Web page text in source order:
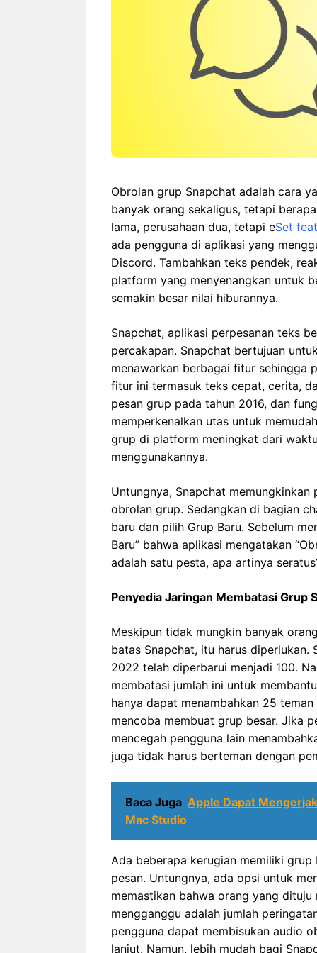
Obrolan grup Snapchat adalah cara
banyak orang sekaligus, tetapi
lama, perusahaan dua, tetapi eSet
ada pengguna di aplikasi yang
Discord. Tambahkan teks pendek,
platform yang menyenangkan untuk
semakin besar nilai hiburannya.
Snapchat, aplikasi perpesanan teks
percakapan. Snapchat bertujuan
menawarkan berbagai fitur sehingga
fitur ini termasuk teks cepat, cerita,
pesan grup pada tahun 2016, dan
memperkenalkan utas untuk
grup di platform meningkat dari
menggunakannya.
Untungnya, Snapchat
obrolan grup. Sedangkan di bagian
baru dan pilih Grup Baru. Sebelum
Baru” bahwa aplikasi mengatakan
adalah satu pesta, apa artinya
Penyedia Jaringan Membatasi Grup
Meskipun tidak mungkin banyak
batas Snapchat, itu harus diperlukan.
2022 telah diperbarui menjadi 100.
membatasi jumlah ini untuk
hanya dapat menambahkan 25
mencoba membuat grup besar. Jika
mencegah pengguna lain
juga tidak harus berteman dengan
Baca Juga Apple Dapat
Mac Studio
Ada beberapa kerugian memiliki
pesan. Untungnya, ada opsi untuk
memastikan bahwa orang yang
mengganggu adalah jumlah
pengguna dapat membisukan audio
lanjut. Namun, lebih mudah bagi